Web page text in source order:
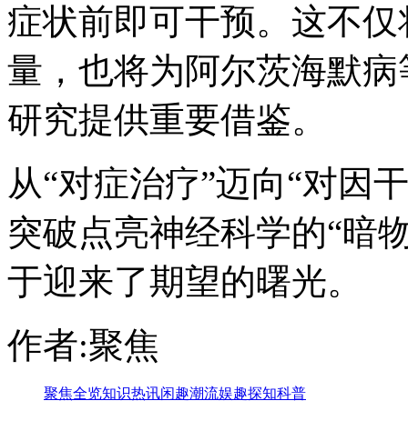
症状前即可干预。这不
量，也将为阿尔茨海默
研究提供重要借鉴。
从“对症治疗”迈向“对因
突破点亮神经科学的“暗
于迎来了期望的曙光。
作者:聚焦
聚焦全览知识热讯闲趣潮流娱趣探知科普